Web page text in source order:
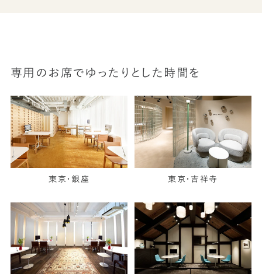
専用のお席でゆったりとした時間を
東京・銀座 東京・吉祥寺